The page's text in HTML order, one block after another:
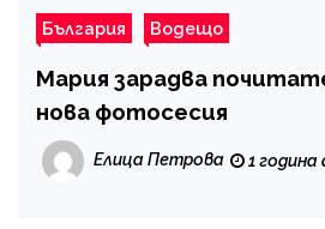
България Водещо
Мария зарадва
нова фотосесия
Елица Петрова 1 година